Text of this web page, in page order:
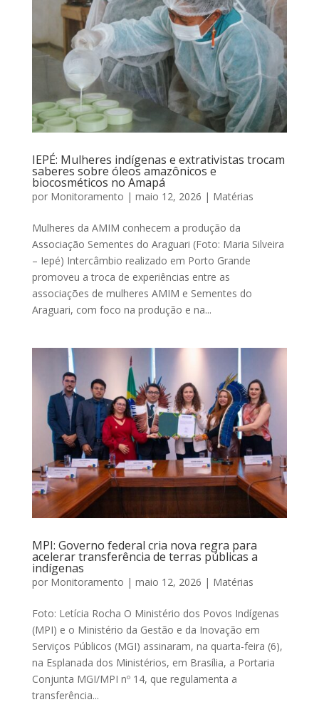
IEPÉ: Mulheres indígenas e extrativistas trocam
saberes sobre óleos amazônicos e
biocosméticos no Amapá
por Monitoramento | maio 12, 2026 | Matérias
Mulheres da AMIM conhecem a produção da
Associação Sementes do Araguari (Foto: Maria Silveira
– Iepé) Intercâmbio realizado em Porto Grande
promoveu a troca de experiências entre as
associações de mulheres AMIM e Sementes do
Araguari, com foco na produção e na...
MPI: Governo federal cria nova regra para
acelerar transferência de terras públicas a
indígenas
por Monitoramento | maio 12, 2026 | Matérias
Foto: Letícia Rocha O Ministério dos Povos Indígenas
(MPI) e o Ministério da Gestão e da Inovação em
Serviços Públicos (MGI) assinaram, na quarta-feira (6),
na Esplanada dos Ministérios, em Brasília, a Portaria
Conjunta MGI/MPI nº 14, que regulamenta a
transferência...